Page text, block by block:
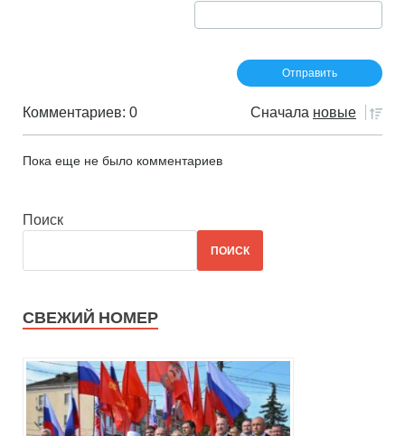
Комментариев: 0 Сначала новые
Пока еще не было комментариев
Поиск
ПОИСК
СВЕЖИЙ НОМЕР